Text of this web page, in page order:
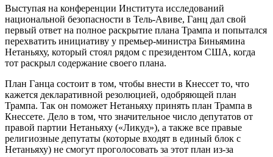
Выступая на конференции Института исследований
национальной безопасности в Тель-Авиве, Ганц дал свой
первый ответ на полное раскрытие плана Трампа и попытался
перехватить инициативу у премьер-министра Биньямина
Нетаньяху, который стоял рядом с президентом США, когда
тот раскрыл содержание своего плана.
План Ганца состоит в том, чтобы внести в Кнессет то, что
кажется декларативной резолюцией, одобряющей план
Трампа. Так он поможет Нетаньяху принять план Трампа в
Кнессете. Дело в том, что значительное число депутатов от
правой партии Нетаньяху («Ликуд»), а также все правые
религиозные депутаты (которые входят в единый блок с
Нетаньяху) не смогут проголосовать за этот план из-за